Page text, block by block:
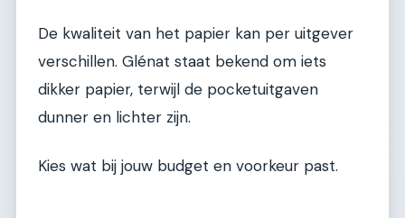
De kwaliteit van het papier kan per uitgever
verschillen. Glénat staat bekend om iets
dikker papier, terwijl de pocketuitgaven
dunner en lichter zijn.
Kies wat bij jouw budget en voorkeur past.